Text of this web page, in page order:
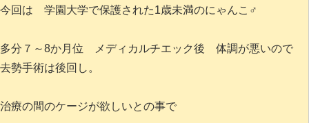
今回は 学園大学で保護された1歳未満のにゃんこ♂
多分７～8か月位 メディカルチエック後 体調が悪いので
去勢手術は後回し。
治療の間のケージが欲しいとの事で